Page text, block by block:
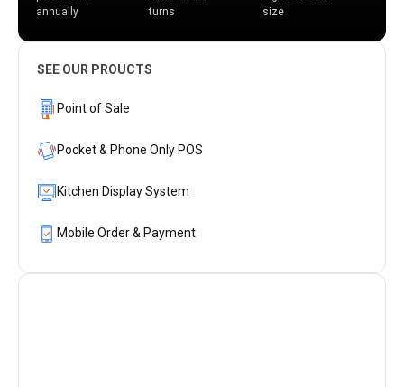
annually
turns
size
SEE OUR PROUCTS
Point of Sale
Pocket & Phone Only POS
Kitchen Display System
Mobile Order & Payment